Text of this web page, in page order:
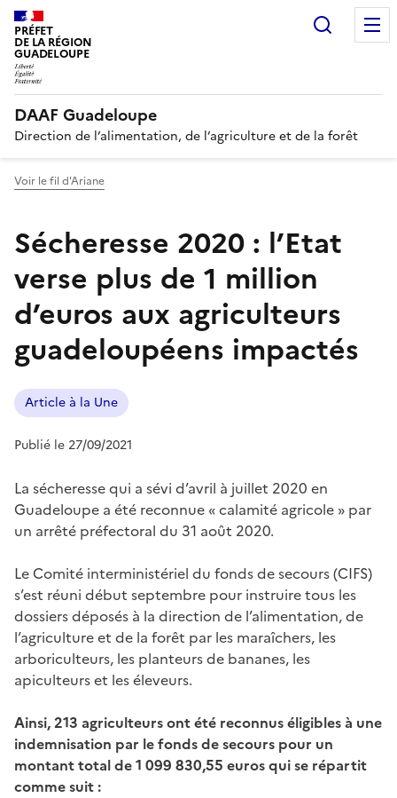
PRÉFET
DE LA RÉGION
GUADELOUPE
DAAF Guadeloupe
Direction de l’alimentation, de l’agriculture et de la forêt
Voir le fil d'Ariane
Sécheresse 2020 : l’Etat
verse plus de 1 million
d’euros aux agriculteurs
guadeloupéens impactés
Article à la Une
Publié le 27/09/2021
La sécheresse qui a sévi d’avril à juillet 2020 en
Guadeloupe a été reconnue « calamité agricole » par
un arrêté préfectoral du 31 août 2020.
Le Comité interministériel du fonds de secours (CIFS)
s’est réuni début septembre pour instruire tous les
dossiers déposés à la direction de l’alimentation, de
l’agriculture et de la forêt par les maraîchers, les
arboriculteurs, les planteurs de bananes, les
apiculteurs et les éleveurs.
Ainsi, 213 agriculteurs ont été reconnus éligibles à une
indemnisation par le fonds de secours pour un
montant total de 1 099 830,55 euros qui se répartit
comme suit :